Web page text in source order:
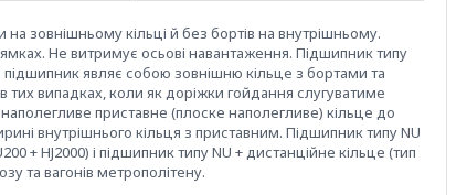
зовнішньому кільці й без бортів на внутрішньому.
Не витримує осьові навантаження. Підшипник типу
являє собою зовнішню кільце з бортами та
випадках, коли як доріжки гойдання слугуватиме
приставне (плоске наполегливе) кільце до
внутрішнього кільця з приставним. Підшипник типу NU
+ HJ2000) і підшипник типу NU + дистанційне кільце (тип
та вагонів метрополітену.